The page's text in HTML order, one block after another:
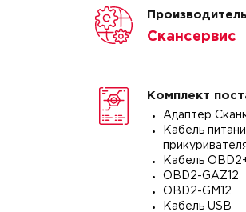
Производитель
Скансервис
Комплект
Адаптер
Кабель
Кабель
OBD2-GAZ12
OBD2-GM12
Кабель USB